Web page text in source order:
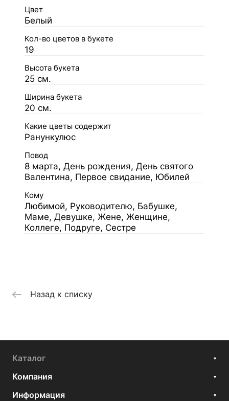
Цвет
Белый
Кол-во цветов в букете
19
Высота букета
25 см.
Ширина букета
20 см.
Какие цветы содержит
Ранункулюс
Повод
8 марта, День рождения, День святого
Валентина, Первое свидание, Юбилей
Кому
Любимой, Руководителю, Бабушке,
Маме, Девушке, Жене, Женщине,
Коллеге, Подруге, Сестре
Назад к списку
Каталог
Компания
Информация